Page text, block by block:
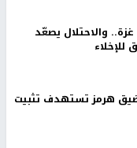
والاحتلال يصعّد
للإخلاء
هرمز تستهدف تثبيت